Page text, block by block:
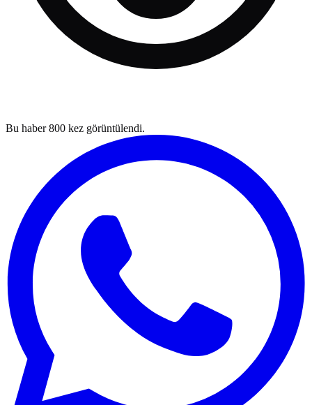
Bu haber800 kez görüntülendi.